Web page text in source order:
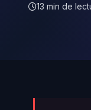
13 min de